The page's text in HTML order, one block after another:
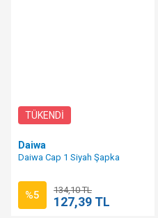
TÜKENDİ
Daiwa
Daiwa Cap 1 Siyah Şapka
%5 134,10 TL
127,39 TL